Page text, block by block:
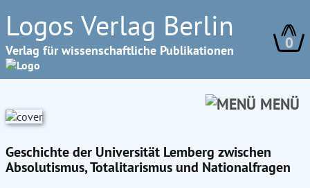
Logos Verlag Berlin
Verlag für wissenschaftliche Publikationen 0
MENÜ
Geschichte der Universität Lemberg zwischen
Absolutismus, Totalitarismus und Nationalfragen